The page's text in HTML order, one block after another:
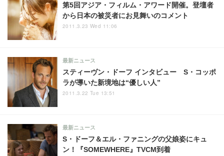
第5回アジア・フィルム・アワード開催。登壇者
から日本の被災者にお見舞いのコメント
2011.3.23 Wed 11:06
スティーヴン・ドーフ インタビュー S・コッポ
ラが導いた新境地は“優しい人”
最新ニュース
2011.3.22 Tue 13:51
S・ドーフ＆エル・ファニングの父娘姿にキュ
ン！『SOMEWHERE』TVCM到着
最新ニュース